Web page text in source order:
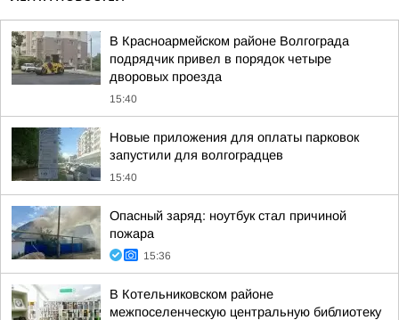
В Красноармейском районе Волгограда
подрядчик привел в порядок четыре
дворовых проезда
15:40
Новые приложения для оплаты парковок
запустили для волгоградцев
15:40
Опасный заряд: ноутбук стал причиной
пожара
15:36
В Котельниковском районе
межпоселенческую центральную библиотеку